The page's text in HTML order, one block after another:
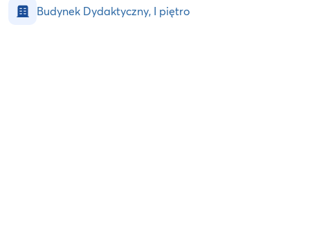
Budynek Dydaktyczny, I piętro